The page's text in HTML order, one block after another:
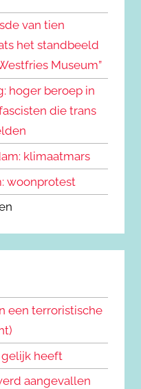
n
van tien
het standbeeld
Museum”
hoger beroep in
die trans
klimaatmars
woonprotest
een terroristische
gelijk heeft
aangevallen